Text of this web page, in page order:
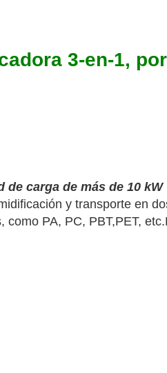
3-en-1,
de carga de más de 10 kW
y transporte en
PA, PC, PBT,PET,